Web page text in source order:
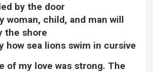
by the door
woman, child, and man will
the shore
how sea lions swim in cursive
of my love was strong. The